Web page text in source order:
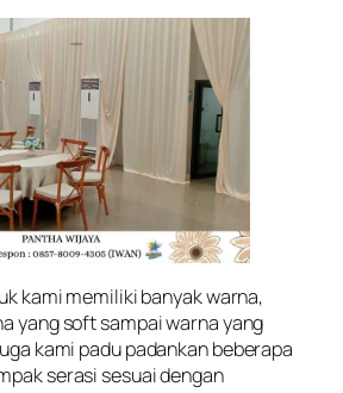
kami memiliki banyak warna,
yang soft sampai warna yang
kami padu padankan beberapa
serasi sesuai dengan